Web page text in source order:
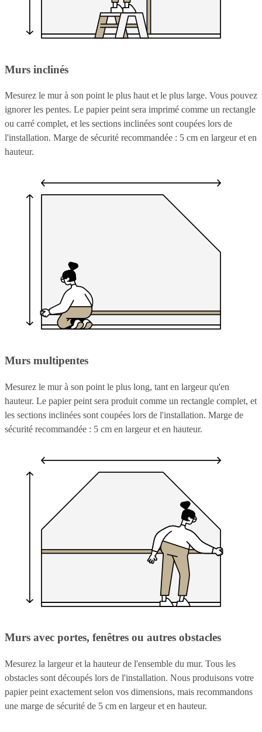
Murs inclinés
Mesurez le mur à son point le plus haut et le plus large. Vous pouvez
ignorer les pentes. Le papier peint sera imprimé comme un rectangle
ou carré complet, et les sections inclinées sont coupées lors de
l'installation. Marge de sécurité recommandée : 5 cm en largeur et en
hauteur.
Murs multipentes
Mesurez le mur à son point le plus long, tant en largeur qu'en
hauteur. Le papier peint sera produit comme un rectangle complet, et
les sections inclinées sont coupées lors de l'installation. Marge de
sécurité recommandée : 5 cm en largeur et en hauteur.
Murs avec portes, fenêtres ou autres obstacles
Mesurez la largeur et la hauteur de l'ensemble du mur. Tous les
obstacles sont découpés lors de l'installation. Nous produisons votre
papier peint exactement selon vos dimensions, mais recommandons
une marge de sécurité de 5 cm en largeur et en hauteur.